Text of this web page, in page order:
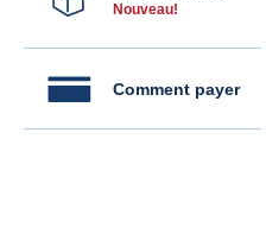
Nouveau!
Comment payer